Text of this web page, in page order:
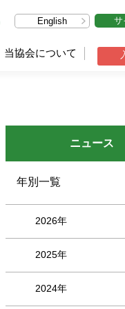
当協会について
English サ
ニュース
年別一覧
2026年
2025年
2024年